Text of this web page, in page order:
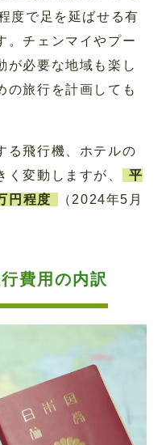
度で足を延ばせる有
。チェンマイやプー
が必要な地域も楽し
の旅行を計画しても
る飛行機、ホテルの
く変動しますが、
平
円程度
（2024年5月
費用の内訳